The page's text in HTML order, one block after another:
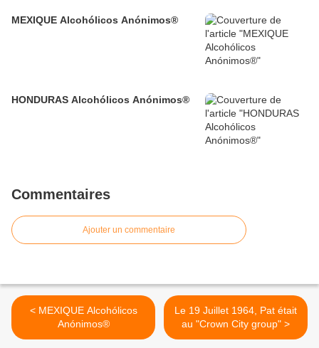
MEXIQUE Alcohólicos Anónimos®
HONDURAS Alcohólicos Anónimos®
Commentaires
Ajouter un commentaire
< MEXIQUE Alcohólicos
Anónimos®
Le 19 Juillet 1964, Pat était
au "Crown City group" >